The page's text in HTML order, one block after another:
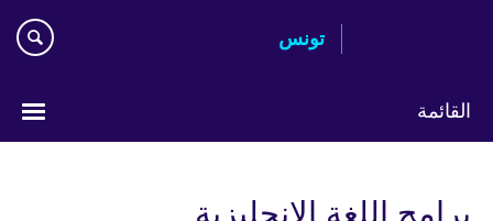
تونس
القائمة
language
برامج اللغة الانجليزية